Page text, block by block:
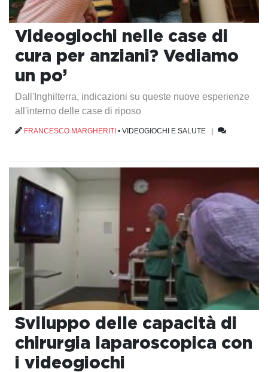
Videogiochi nelle case di
cura per anziani? Vediamo
un po’
Dall'Inghilterra, indicazioni su queste nuove esperienze
all'interno delle case di riposo
FRANCESCO MARGHERITI • VIDEOGIOCHI E SALUTE |
Sviluppo delle capacità di
chirurgia laparoscopica con
i videogiochi